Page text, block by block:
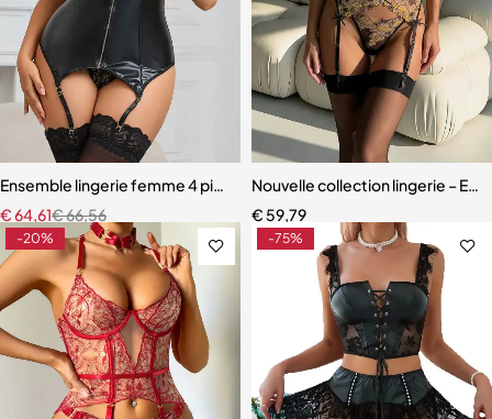
Ensemble lingerie femme 4 pièces – Cuir PU et dentelle respirante
€66,56
€64,61
Nouvelle collection lingerie –
€ 59,79
-20% -75%